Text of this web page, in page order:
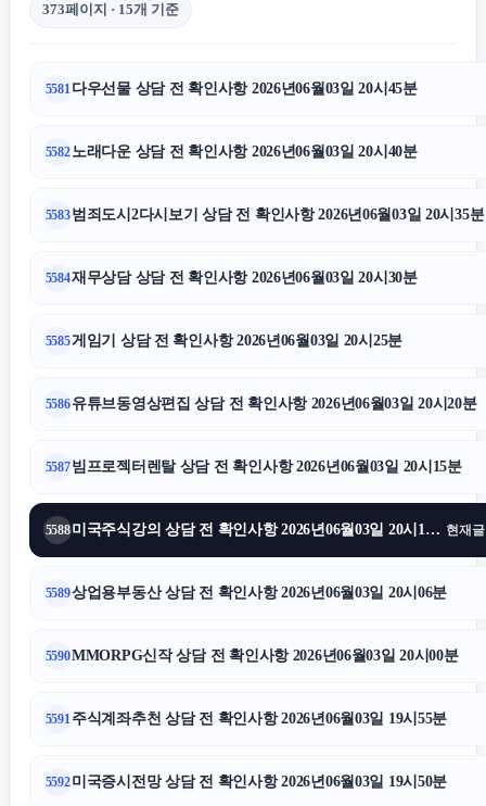
373페이지 · 15개 기준
5581 다우선물 상담 전 확인사항 2026년06월03일 20시45분
5582노래다운 상담 전 확인사항 2026년06월03일 20시40분
5583범죄도시2다시보기 상담 전 확인사항 2026년06월03일 20시35분
5584재무상담 상담 전 확인사항 2026년06월03일 20시30분
5585게임기 상담 전 확인사항 2026년06월03일 20시25분
5586유튜브동영상편집 상담 전 확인사항 2026년06월03일 20시20분
5587빔프로젝터렌탈 상담 전 확인사항 2026년06월03일 20시15분
5588 미국주식강의 상담 전 확인사항 2026년06월03일 20시10분 현재글
5589상업용부동산 상담 전 확인사항 2026년06월03일 20시06분
5590MMORPG신작 상담 전 확인사항 2026년06월03일 20시00분
5591 주식계좌추천 상담 전 확인사항 2026년06월03일 19시55분
5592미국증시전망 상담 전 확인사항 2026년06월03일 19시50분